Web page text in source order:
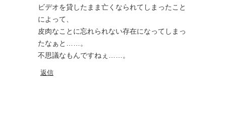
ビデオを貸したまま亡くなられてしまったこと
によって、
皮肉なことに忘れられない存在になってしまっ
たなぁと……。
不思議なもんですねぇ……。
返信